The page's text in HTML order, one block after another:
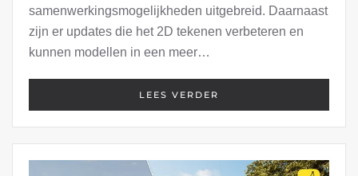
samenwerkingsmogelijkheden uitgebreid. Daarnaast
zijn er updates die het 2D tekenen verbeteren en
kunnen modellen in een meer…
LEES VERDER